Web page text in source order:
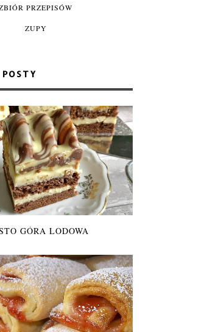
PRZEPISÓW
ZUPY
POSTY
GÓRA LODOWA